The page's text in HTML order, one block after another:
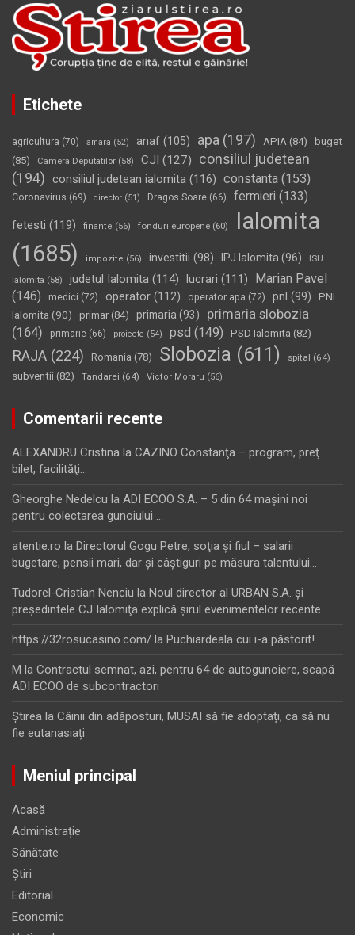
Etichete
agricultura (70) amara (52) anaf (105) apa (197) APIA (84)
buget
(85)
Camera Deputatilor (58) CJI (127)
consiliul judetean
(194) consiliul judetean ialomita (116) constanta (153)
Coronavirus (69) director (51) Dragos Soare (66) fermieri (133)
fetesti (119) finante (56) fonduri europene (60)
Ialomita
(1685)
impozite (56) investitii (98) IPJ Ialomita (96) ISU
Ialomita (58) judetul Ialomita (114) lucrari (111)
Marian Pavel
(146)
medici (72) operator (112) operator apa (72) pnl (99)
PNL
Ialomita (90) primar(84) primaria (93)
primaria slobozia
(164)
primarie (66) proiecte (54) psd (149) PSD Ialomita (82)
RAJA (224) Romania (78) Slobozia (611) spital (64)
subventii (82) Tandarei (64) Victor Moraru (56)
Comentarii recente
ALEXANDRU Cristina la CAZINO Constanţa – program, preţ
bilet, facilităţi…
Gheorghe Nedelcu la ADI ECOO S.A. – 5 din 64 maşini noi
pentru colectarea gunoiului …
atentie.ro la Directorul Gogu Petre, soţia şi fiul – salarii
bugetare, pensii mari, dar şi câştiguri pe măsura talentului…
Tudorel-Cristian Nenciu la Noul director al URBAN S.A. şi
preşedintele CJ Ialomiţa explică şirul evenimentelor recente
https://32rosucasino.com/ la Puchiardeala cui i-a păstorit!
M la Contractul semnat, azi, pentru 64 de autogunoiere, scapă
ADI ECOO de subcontractori
Ştirea la Câinii din adăposturi, MUSAI să fie adoptați, ca să nu
fie eutanasiați
Meniul principal
Acasă
Administrație
Sănătate
Știri
Editorial
Economic